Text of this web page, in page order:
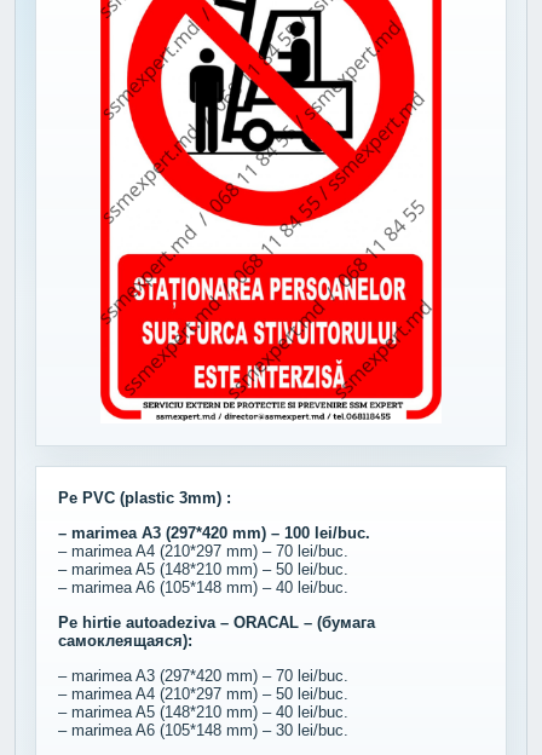
Pe PVC (plastic 3mm) :
– marimea A3 (297*420 mm) – 100 lei/buc.
– marimea A4 (210*297 mm) – 70 lei/buc.
– marimea A5 (148*210 mm) – 50 lei/buc.
– marimea A6 (105*148 mm) – 40 lei/buc.
Pe hirtie autoadeziva – ORACAL – (бумага
самоклеящаяся):
– marimea A3 (297*420 mm) – 70 lei/buc.
– marimea A4 (210*297 mm) – 50 lei/buc.
– marimea A5 (148*210 mm) – 40 lei/buc.
– marimea A6 (105*148 mm) – 30 lei/buc.